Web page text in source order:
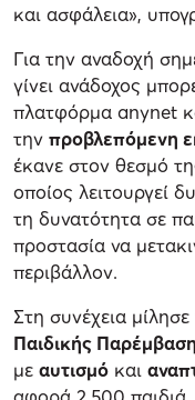
και ασφάλεια»,
Για την αναδοχή
γίνει ανάδοχος
πλατφόρμα anynet
την προβλεπόμενη
έκανε στον θεσμό
οποίος λειτουργεί
τη δυνατότητα σε
προστασία να
περιβάλλον.
Στη συνέχεια
Παιδικής
με αυτισμό και